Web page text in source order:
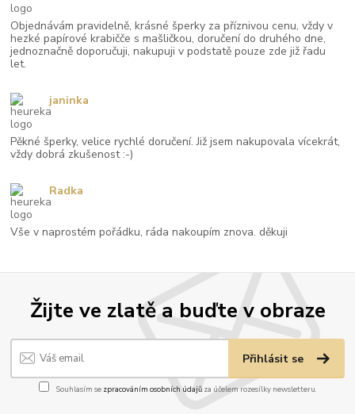
Žijte ve zlatě a buďte v obraze
Přihlásit se
Souhlasím se zpracováním osobních údajůza účelem rozesílky newsletteru.
Objednávám pravidelně, krásné šperky za příznivou cenu, vždy v
hezké papírové krabičče s mašličkou, doručení do druhého dne,
jednoznačně doporučuji, nakupuji v podstatě pouze zde již řadu
let.
Pěkné šperky, velice rychlé doručení. Již jsem nakupovala vícekrát,
vždy dobrá zkušenost :-)
janinka
Vše v naprostém pořádku, ráda nakoupím znova. děkuji
Radka